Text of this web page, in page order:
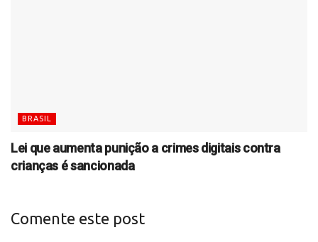
BRASIL
Lei que aumenta punição a crimes digitais contra
crianças é sancionada
Comente este post